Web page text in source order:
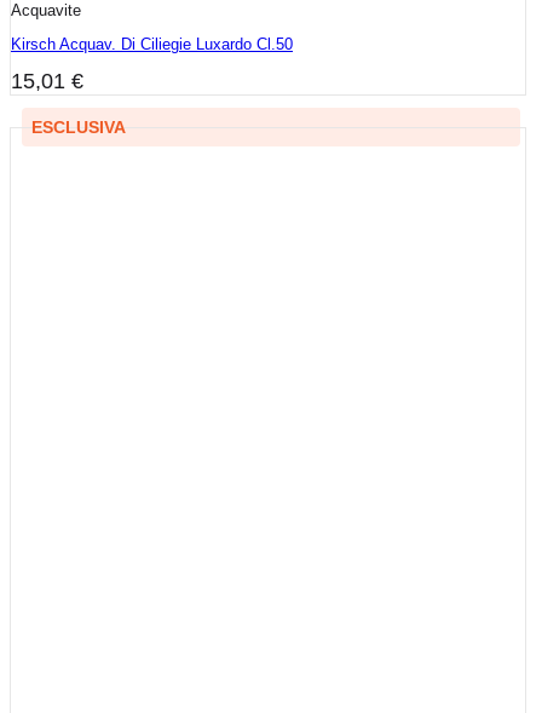
Acquavite
Kirsch Acquav. Di Ciliegie Luxardo Cl.50
15,01 €
ESCLUSIVA